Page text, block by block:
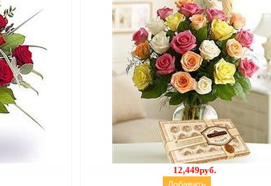
12,449руб.